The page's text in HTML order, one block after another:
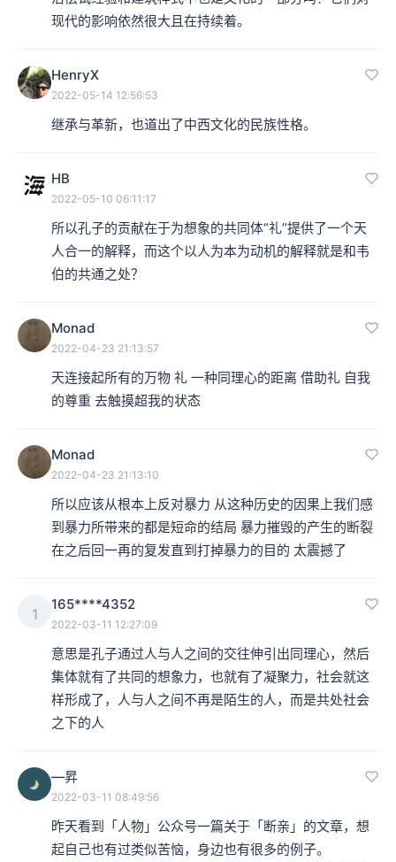
现代的影响依然很大且在持续着。
HenryX
2022-05-14 12:56:53
继承与革新，也道出了中西文化的民族性格。
HB
2022-05-10 06:11:17
所以孔子的贡献在于为想象的共同体“礼”提供了一个天
人合一的解释，而这个以人为本为动机的解释就是和韦
伯的共通之处？
Monad
2022-04-23 21:13:57
天连接起所有的万物 礼 一种同理心的距离 借助礼 自我
的尊重 去触摸超我的状态
Monad
2022-04-23 21:13:10
所以应该从根本上反对暴力 从这种历史的因果上我们感
到暴力所带来的都是短命的结局 暴力摧毁的产生的断裂
在之后回一再的复发直到打掉暴力的目的 太震撼了
1
165****4352
2022-03-11 12:27:09
意思是孔子通过人与人之间的交往伸引出同理心，然后
集体就有了共同的想象力，也就有了凝聚力，社会就这
样形成了，人与人之间不再是陌生的人，而是共处社会
之下的人
—昇
2022-03-11 08:49:56
昨天看到「人物」公众号一篇关于「断亲」的文章，想
起自己也有过类似苦恼，身边也有很多的例子。